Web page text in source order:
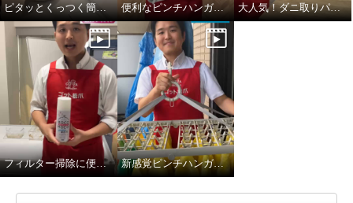
ピタッとくっつく簡単カビ取り剤！スパイダージェル🕷️ 便利なピンチハンガー 人気の秘密！ 大人気！ダニ取りパック ブラックホール！
フィルター掃除に便利！スパイダーもこもこ！ 新感覚ピンチハンガー！カシャリア！